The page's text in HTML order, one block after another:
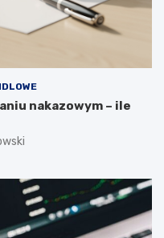
nakazowym – ile